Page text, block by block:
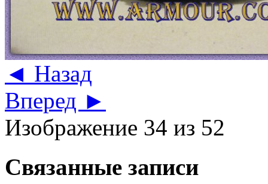
◄ Назад
Вперед ►
Изображение 34 из 52
Связанные записи